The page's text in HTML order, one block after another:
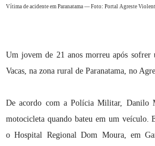
Vítima de acidente em Paranatama — Foto: Portal Agreste
Um jovem de 21 anos morreu após sofrer
Vacas, na zona rural de Paranatama, no
De acordo com a Polícia Militar, Danilo
motocicleta quando bateu em um veículo.
o Hospital Regional Dom Moura, em